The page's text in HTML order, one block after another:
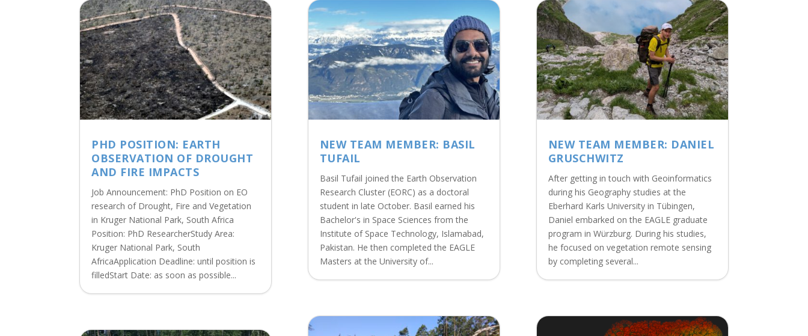
PHD POSITION: EARTH
OBSERVATION OF DROUGHT
AND FIRE IMPACTS
Job Announcement: PhD Position on EO
research of Drought, Fire and Vegetation
in Kruger National Park, South Africa
Position: PhD ResearcherStudy Area:
Kruger National Park, South
AfricaApplication Deadline: until position is
filledStart Date: as soon as possible...
NEW TEAM MEMBER: BASIL
TUFAIL
Basil Tufail joined the Earth Observation
Research Cluster (EORC) as a doctoral
student in late October. Basil earned his
Bachelor's in Space Sciences from the
Institute of Space Technology, Islamabad,
Pakistan. He then completed the EAGLE
Masters at the University of...
NEW TEAM MEMBER: DANIEL
GRUSCHWITZ
After getting in touch with Geoinformatics
during his Geography studies at the
Eberhard Karls University in Tübingen,
Daniel embarked on the EAGLE graduate
program in Würzburg. During his studies,
he focused on vegetation remote sensing
by completing several...